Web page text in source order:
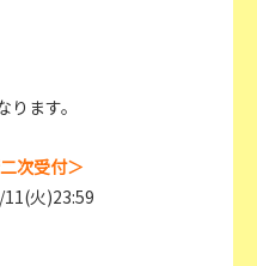
ます。
次受付＞
火)23:59